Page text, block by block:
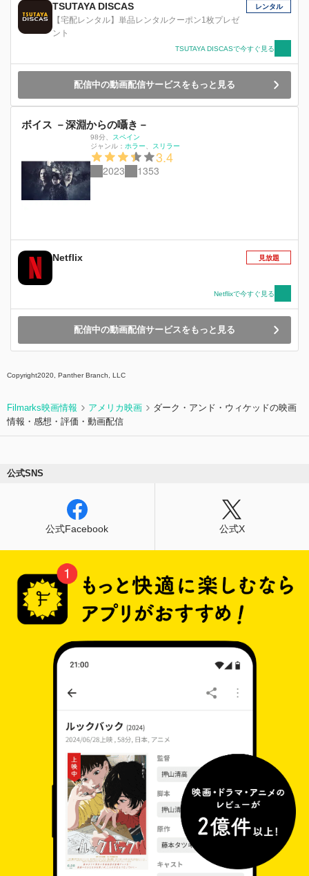
TSUTAYA DISCAS
【宅配レンタル】単品レンタルクーポン1枚プレゼ
ント
レンタル
TSUTAYA DISCASで今すぐ見る
配信中の動画配信サービスをもっと見る
ボイス －深淵からの囁き－
98分
スペイン
ジャンル： ホラー スリラー
3.4
2023 1353
Netflix 見放題
Netflixで今すぐ見る
配信中の動画配信サービスをもっと見る
Copyright2020, Panther Branch, LLC
Filmarks映画情報 アメリカ映画
ダーク・アンド・ウィケッドの映画
情報・感想・評価・動画配信
公式SNS
公式Facebook 公式X